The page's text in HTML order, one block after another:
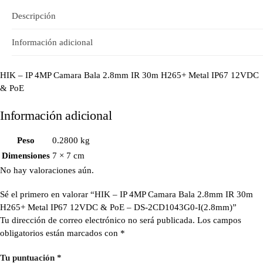
Descripción
Información adicional
HIK – IP 4MP Camara Bala 2.8mm IR 30m H265+ Metal IP67 12VDC
& PoE
Información adicional
Peso
0.2800 kg
Dimensiones 7 × 7 cm
No hay valoraciones aún.
Sé el primero en valorar “HIK – IP 4MP Camara Bala 2.8mm IR 30m
H265+ Metal IP67 12VDC & PoE – DS-2CD1043G0-I(2.8mm)”
Tu dirección de correo electrónico no será publicada. Los campos
obligatorios están marcados con *
Tu puntuación *